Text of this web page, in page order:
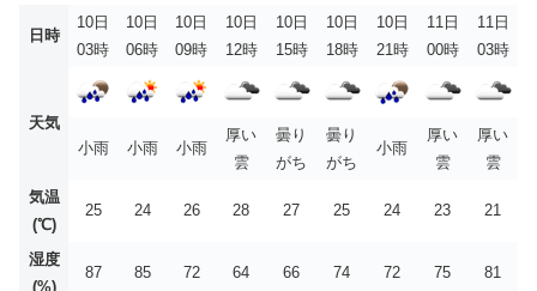
日時
10日
03時
10日
06時
10日
09時
10日
12時
10日
15時
10日
18時
10日
21時
11日
00時
11日
03時
天気
小雨
小雨 小雨
厚い
雲
曇り
がち
曇り
がち
小雨
厚い
雲
厚い
雲
気温
(℃)
25 24 26 28 27 25 24 23 21
湿度
(%)
87 85 72 64 66 74 72 75 81